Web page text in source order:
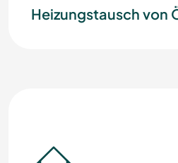
Heizungstausch von